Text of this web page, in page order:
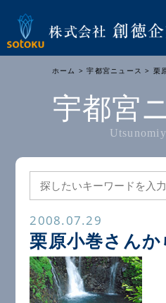
ホーム >宇都宮ニュース >
宇都宮
2008.07.29
栗原小巻さん